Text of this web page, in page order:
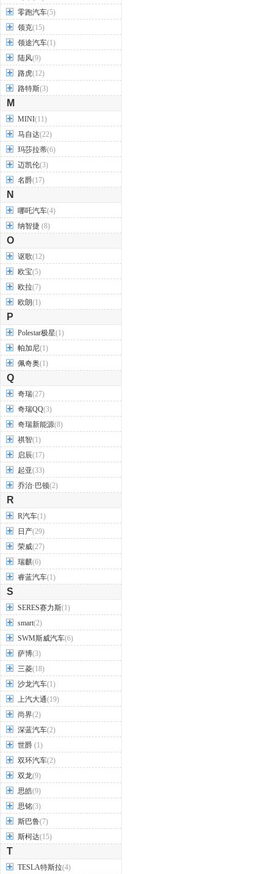
零跑汽车(5)
领克(15)
领途汽车(1)
陆风(9)
路虎(12)
路特斯(3)
M
MINI(11)
马自达(22)
玛莎拉蒂(6)
迈凯伦(3)
名爵(17)
N
哪吒汽车(4)
纳智捷 (8)
O
讴歌(12)
欧宝(5)
欧拉(7)
欧朗(1)
P
Polestar极星(1)
帕加尼(1)
佩奇奥(1)
Q
奇瑞(27)
奇瑞QQ(3)
奇瑞新能源(8)
祺智(1)
启辰(17)
起亚(33)
乔治·巴顿(2)
R
R汽车(1)
日产(29)
荣威(27)
瑞麒(6)
睿蓝汽车(1)
S
SERES赛力斯(1)
smart(2)
SWM斯威汽车(6)
萨博(3)
三菱(18)
沙龙汽车(1)
上汽大通(19)
尚界(2)
深蓝汽车(2)
世爵 (1)
双环汽车(2)
双龙(9)
思皓(9)
思铭(3)
斯巴鲁(7)
斯柯达(15)
T
TESLA特斯拉(4)